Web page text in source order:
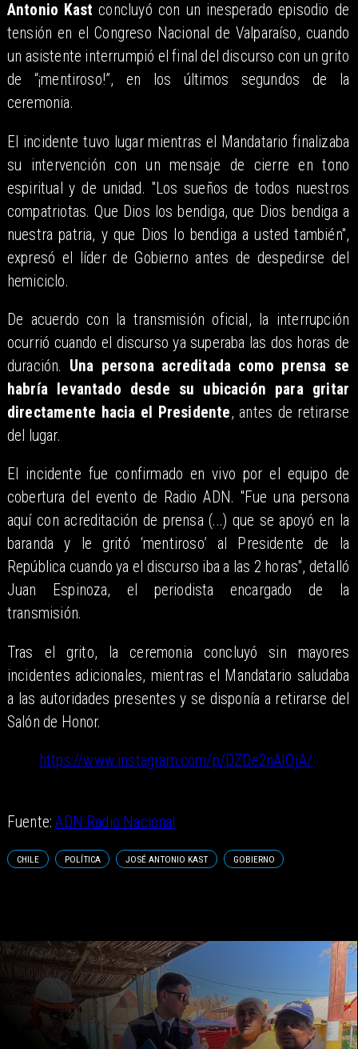
Antonio Kast concluyó con un inesperado episodio de
tensión en el Congreso Nacional de Valparaíso, cuando
un asistente interrumpió el final del discurso con un grito
de “¡mentiroso!”, en los últimos segundos de la
ceremonia.
El incidente tuvo lugar mientras el Mandatario finalizaba
su intervención con un mensaje de cierre en tono
espiritual y de unidad. "Los sueños de todos nuestros
compatriotas. Que Dios los bendiga, que Dios bendiga a
nuestra patria, y que Dios lo bendiga a usted también",
expresó el líder de Gobierno antes de despedirse del
hemiciclo.
De acuerdo con la transmisión oficial, la interrupción
ocurrió cuando el discurso ya superaba las dos horas de
duración. Una persona acreditada como prensa se
habría levantado desde su ubicación para gritar
directamente hacia el Presidente, antes de retirarse
del lugar.
El incidente fue confirmado en vivo por el equipo de
cobertura del evento de Radio ADN. "Fue una persona
aquí con acreditación de prensa (...) que se apoyó en la
baranda y le gritó ‘mentiroso’ al Presidente de la
República cuando ya el discurso iba a las 2 horas", detalló
Juan Espinoza, el periodista encargado de la
transmisión.
Tras el grito, la ceremonia concluyó sin mayores
incidentes adicionales, mientras el Mandatario saludaba
a las autoridades presentes y se disponía a retirarse del
Salón de Honor.
https://www.instagram.com/p/DZDe2nAIOjA/
Fuente:ADN Radio Nacional
CHILE POLÍTICA JOSÉ ANTONIO KAST GOBIERNO